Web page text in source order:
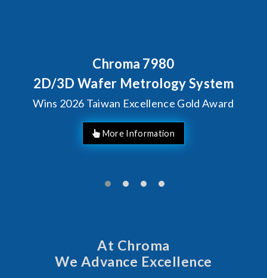
Behind Every Optics
Chroma's Reliability
Solutions for SiPh/
Manufacturing
At Chroma
We Advance Excellence